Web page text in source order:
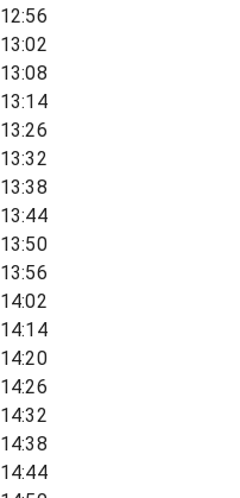
12:56
13:02
13:08
13:14
13:26
13:32
13:38
13:44
13:50
13:56
14:02
14:14
14:20
14:26
14:32
14:38
14:44